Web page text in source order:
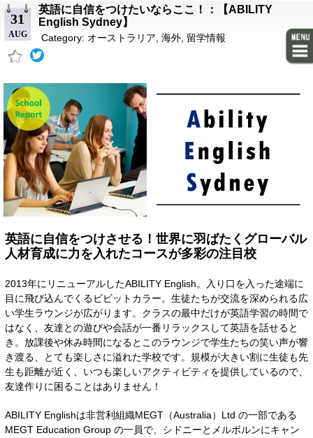
31
AUG
英語に自信をつけたいならここ！：【ABILITY
English Sydney】
Category: オーストラリア 海外 留学情報
英語に自信をつけさせる！世界に羽ばたくグローバル
人材育成に力を入れたコースが多彩の注目校
2013年にリニューアルしたABILITY English。入り口を入った途端に
目に飛び込んでくるビビットカラー。生徒たちが交流を深められる広
い学生ラウンジが広がります。クラスの最中だけが英語学習の時間で
はなく、友達との遊びや会話が一番リラックスして英語を話せると
き。放課後や休み時間になるとこのラウンジで学生たちの笑い声が響
き渡る、とても楽しさに溢れた学校です。規模が大きい割に生徒も先
生も距離が近く、いつも楽しいアクティビティを提供しているので、
友達作りに困ることはありません！
ABILITY Englishは非営利組織MEGT（Australia）Ltd の一部である
MEGT Education Group の一員で、シドニーとメルボルンにキャン